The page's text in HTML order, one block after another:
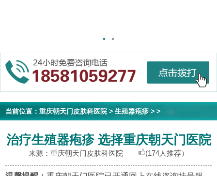
当前位置：重庆朝天门皮肤科医院>生殖器疱疹 > >
治疗生殖器疱疹 选择重庆朝天门医院
来源：重庆朝天门皮肤科医院 (174人推荐）